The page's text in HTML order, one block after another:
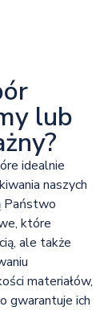
lub
idealnie
naszych
Państwo
które
ale także
materiałów,
gwarantuje ich